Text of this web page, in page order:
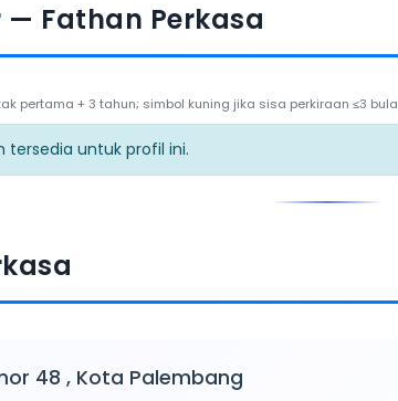
Fathan Perkasa
pertama + 3 tahun; simbol kuning jika sisa perkiraan ≤3
tersedia untuk profil ini.
48 , Kota Palembang